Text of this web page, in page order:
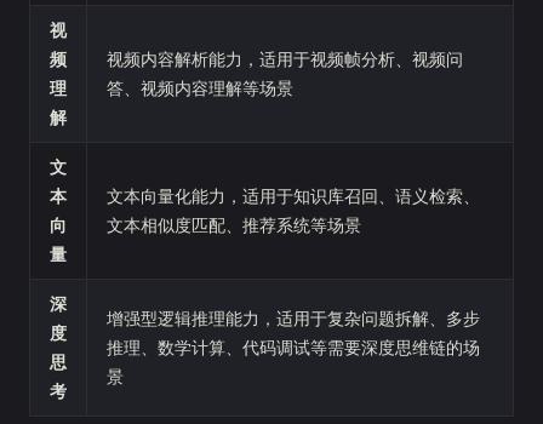
视
频
理
解
视频内容解析能力，适用于视频帧分析、视频问
答、视频内容理解等场景
文
本
向
量
文本向量化能力，适用于知识库召回、语义检索、
文本相似度匹配、推荐系统等场景
深
度
思
考
增强型逻辑推理能力，适用于复杂问题拆解、多步
推理、数学计算、代码调试等需要深度思维链的场
景